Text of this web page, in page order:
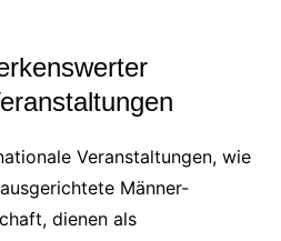
Veranstaltungen, wie
Männer-
dienen als